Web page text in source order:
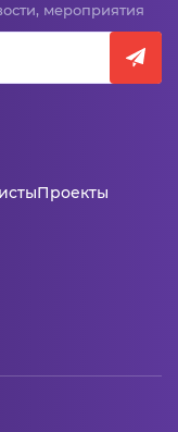
мероприятия
Проекты